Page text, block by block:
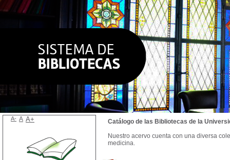
Catálogo de las Bibliotecas de la
Nuestro acervo cuenta con una diversa
medicina.
A- A A+